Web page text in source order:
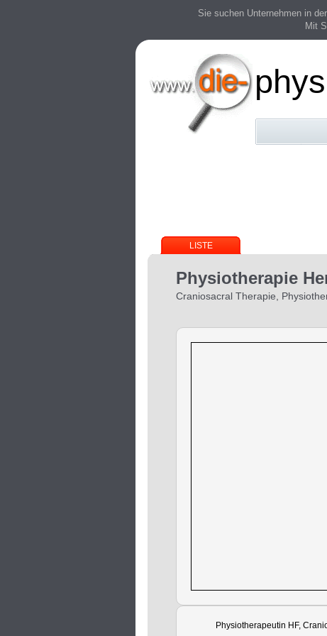
Sie suchen Unternehmen in
Mit
LISTE
Physiotherapie
Craniosacral Therapie,
Physiotherapeutin HF,